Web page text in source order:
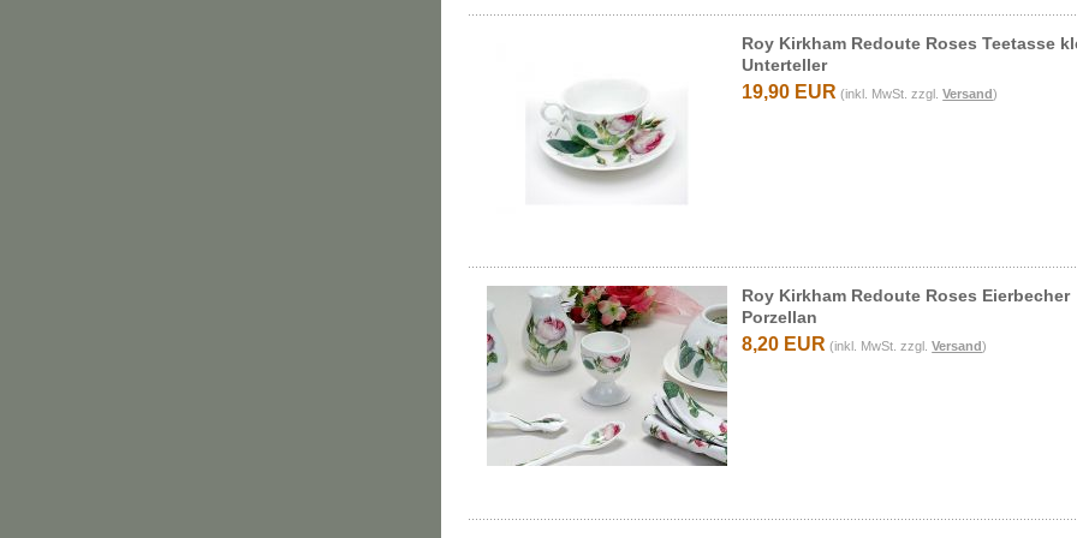
Roy Kirkham Redoute Roses Teetasse
Unterteller
19,90 EUR (inkl. MwSt. zzgl.Versand)
Roy Kirkham Redoute Roses Eierbecher
Porzellan
8,20 EUR (inkl. MwSt. zzgl.Versand)